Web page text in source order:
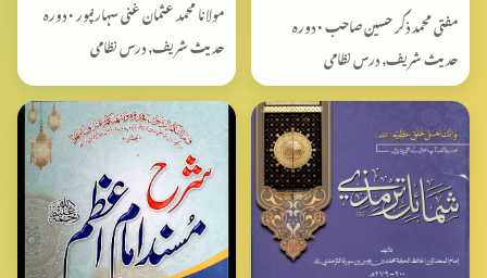
مفتی محمد ذکر حسین صاحب • دورہ
حدیث شریف, درس نظامی
مولانا محمد عثمان غنی سہارنپور • دورہ
حدیث شریف, درس نظامی